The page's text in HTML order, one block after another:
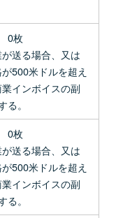
0枚
送る場合、又は
500米ドルを超え
インボイスの副
。
0枚
送る場合、又は
500米ドルを超え
インボイスの副
。